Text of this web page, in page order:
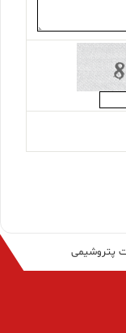
پتروشیمی